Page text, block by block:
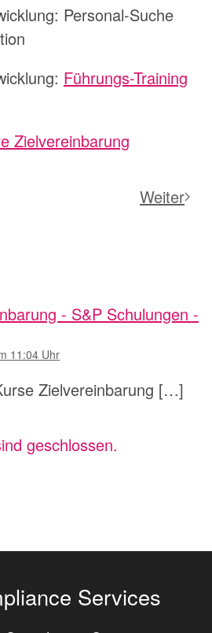
Personal-Suche
Führungs-Training
Zielvereinbarung
Weiter
- S&P Schulungen -
11:04 Uhr
Zielvereinbarung […]
geschlossen.
Services